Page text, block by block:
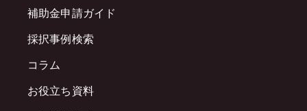
補助金申請ガイド
採択事例検索
コラム
お役立ち資料